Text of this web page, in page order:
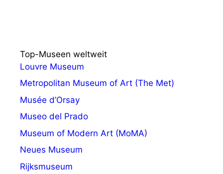
Top-Museen weltweit
Louvre Museum
Metropolitan Museum of Art (The Met)
Musée d’Orsay
Museo del Prado
Museum of Modern Art (MoMA)
Neues Museum
Rijksmuseum